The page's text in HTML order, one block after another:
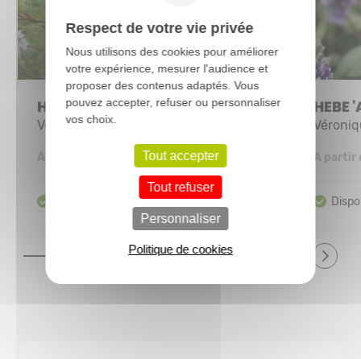
HEBE diosmifolia
Véronique arbustive
A partir de 3,53 € A partir
Respect de votre vie privée
Nous utilisons des cookies pour améliorer
votre expérience, mesurer l'audience et
proposer des contenus adaptés. Vous
pouvez accepter, refuser ou personnaliser
vos choix.
Tout accepter
Tout refuser
Personnaliser
Politique de cookies